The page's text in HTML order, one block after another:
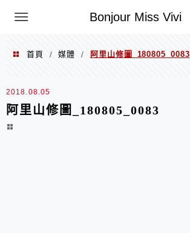
Bonjour Miss Vivi
選單
首頁 / 媒體 / 阿里山修圖_180805_0083
2018.08.05
阿里山修圖_180805_0083